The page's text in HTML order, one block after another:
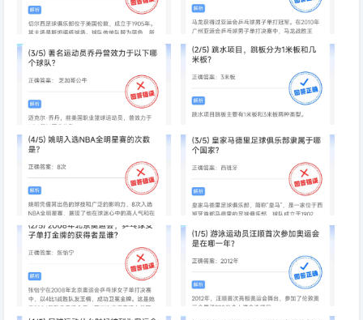
家
打冠军吗
个球队
米板
姚明入选NBA全明星赛的次数是
个国家